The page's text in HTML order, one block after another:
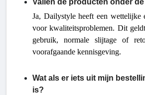
Vallen de producten onder
Ja, Dailystyle heeft een wettelijke
voor kwaliteitsproblemen. Dit
gebruik, normale slijtage of
voorafgaande kennisgeving.
Wat als er iets uit mijn
is?